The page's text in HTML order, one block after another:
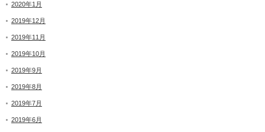
2020年1月
2019年12月
2019年11月
2019年10月
2019年9月
2019年8月
2019年7月
2019年6月